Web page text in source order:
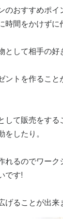
のおすすめポ
時間をかけずに
として相手の
ントを作ること
して販売をする
をしたり。
れるのでワーク
です!
げることが出来